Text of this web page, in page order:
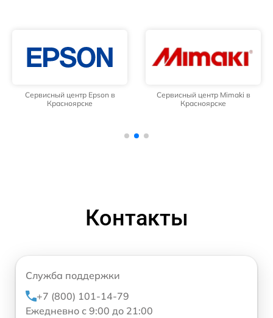
Сервисный центр Epson в
Красноярске
Сервисный центр Mimaki в
Красноярске
Контакты
Служба поддержки
+7 (800) 101-14-79
Ежедневно с 9:00 до 21:00